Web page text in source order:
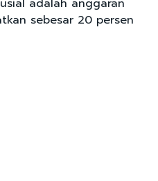
adalah anggaran
sebesar 20 persen